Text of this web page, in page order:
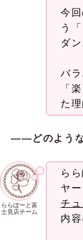
今
う
ダ
バ
「
た
――どのような
ららぽーと富
士見店チーム
ら
ヤ
チ
内